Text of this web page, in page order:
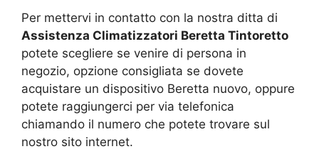
Per mettervi in contatto con la nostra ditta di
Assistenza Climatizzatori Beretta Tintoretto
potete scegliere se venire di persona in
negozio, opzione consigliata se dovete
acquistare un dispositivo Beretta nuovo, oppure
potete raggiungerci per via telefonica
chiamando il numero che potete trovare sul
nostro sito internet.